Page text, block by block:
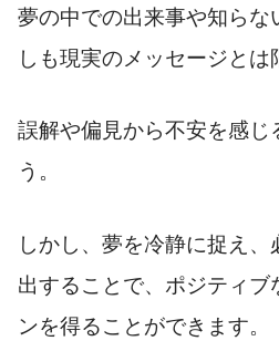
夢の中での出来事や知らな
しも現実のメッセージとは
誤解や偏見から不安を感じ
う。
しかし、夢を冷静に捉え
出することで、ポジティブ
ンを得ることができます。